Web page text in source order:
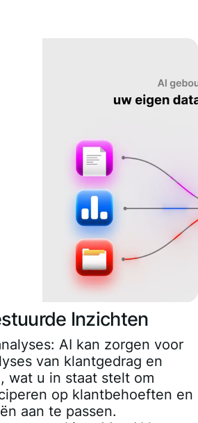
Inzichten
AI kan zorgen voor
van klantgedrag en
wat u in staat stelt om
op klantbehoeften en
aan te passen.